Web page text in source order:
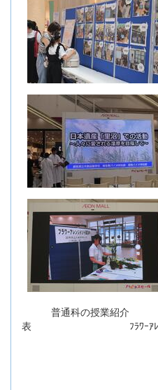
普通科の授業
表 ﾌﾗﾜｰｱﾚﾝｼﾞﾒﾝ